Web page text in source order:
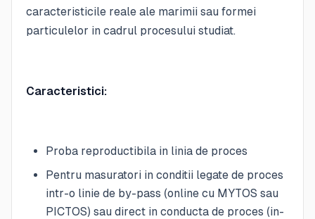
caracteristicile reale ale marimii sau formei
particulelor in cadrul procesului studiat.
Caracteristici:
Proba reproductibila in linia de proces
Pentru masuratori in conditii legate de proces
intr-o linie de by-pass (online cu MYTOS sau
PICTOS) sau direct in conducta de proces (in-